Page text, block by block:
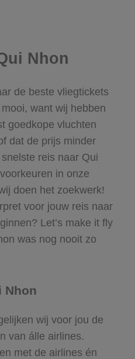
Nhon
de beste vliegtickets
want wij hebben
goedkope vluchten
dat de prijs minder
reis naar Qui
in onze
doen het zoekwerk!
voor jouw reis naar
Let’s make it fly
was nog nooit zo
Nhon
wij voor jou de
van álle airlines.
met de airlines én